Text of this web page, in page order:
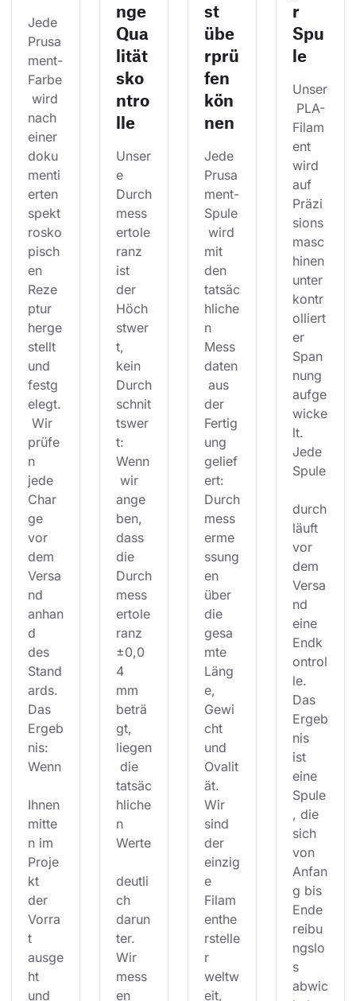
Jede
Prusa
ment-
Farbe
wird
nach
einer
doku
menti
erten
spekt
rosko
pisch
en
Reze
ptur
herge
stellt
und
festg
elegt.
Wir
prüfe
n
jede
Char
ge
vor
dem
Versa
nd
anhan
d
des
Stand
ards.
Das
Ergeb
nis:
Wenn
Ihnen
mitte
n im
Proje
kt
der
Vorra
t
ausge
ht
und
nge
Qua
lität
sko
ntro
lle
Unser
e
Durch
mess
ertole
ranz
ist
der
Höch
stwer
t,
kein
Durch
schnit
tswer
t:
Wenn
wir
ange
ben,
dass
die
Durch
mess
ertole
ranz
±0,0
4
mm
beträ
gt,
liegen
die
tatsäc
hliche
n
Werte
deutli
ch
darun
ter.
Wir
mess
en
st
übe
rprü
fen
kön
nen
Jede
Prusa
ment-
Spule
wird
mit
den
tatsäc
hliche
n
Mess
daten
aus
der
Fertig
ung
gelief
ert:
Durch
mess
erme
ssung
en
über
die
gesa
mte
Läng
e,
Gewi
cht
und
Ovalit
ät.
Wir
sind
der
einzig
e
Filam
enthe
rstelle
r
weltw
eit,
r
Spu
le
Unser
PLA-
Filam
ent
wird
auf
Präzi
sions
masc
hinen
unter
kontr
olliert
er
Span
nung
aufge
wicke
lt.
Jede
Spule
durch
läuft
vor
dem
Versa
nd
eine
Endk
ontrol
le.
Das
Ergeb
nis
ist
eine
Spule
, die
sich
von
Anfan
g bis
Ende
reibu
ngslo
s
abwic